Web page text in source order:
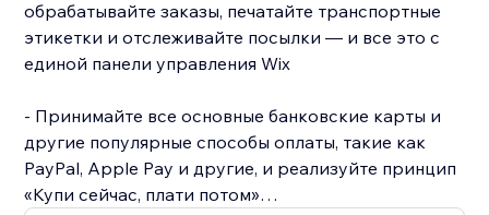
обрабатывайте заказы, печатайте транспортные
этикетки и отслеживайте посылки — и все это с
единой панели управления Wix
- Принимайте все основные банковские карты и
другие популярные способы оплаты, такие как
PayPal, Apple Pay и другие, и реализуйте принцип
«Купи сейчас, плати потом»